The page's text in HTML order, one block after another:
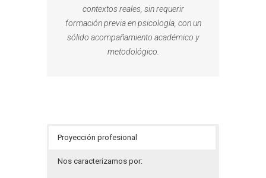
contextos reales, sin requerir
formación previa en psicología, con un
sólido acompañamiento académico y
metodológico.
Proyección profesional
Nos caracterizamos por: